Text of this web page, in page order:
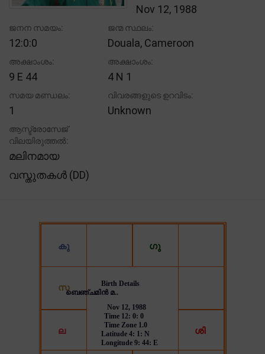
Nov 12, 1988
ജനന സമയം:
12:0:0
ജന്മ സ്ഥലം:
Douala, Cameroon
അക്ഷാംശം:
9 E 44
അക്ഷാംശം:
4 N 1
സമയ മണ്ഡലം:
1
വിവരങ്ങളുടെ ഉറവിടം:
Unknown
ആസ്ട്രോസേജ്
വിലയിരുത്തൽ:
മലിനമായ
വസ്തുതകൾ (DD)